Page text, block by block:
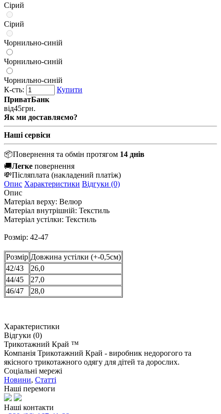
Сірий
Сірий
Чорнильно-синій
Чорнильно-синій
Чорнильно-синій
К-сть:
Купити
ПриватБанк
від45грн.
Як ми доставляємо?
Наші сервіси
📦Повернення та обмін протягом 14 днів
🚚Легке повернення
💸Післяплата (накладений платіж)
Опис Характеристики Відгуки (0)
Опис
Матеріал верху: Велюр
Матеріал внутрішній: Текстиль
Матеріал устілки: Текстиль
Розмір: 42-47
Розмір Довжина устілки (+-0,5см)
42/43
26,0
44/45
27,0
46/47
28,0
Характеристики
Відгуки (0)
Трикотажний Край ™
Компанія Трикотажний Край - виробник недорогого та
якісного трикотажного одягу для дітей та дорослих.
Соціальні мережі
Новини, Статті
Наші перемоги
Наші контакти